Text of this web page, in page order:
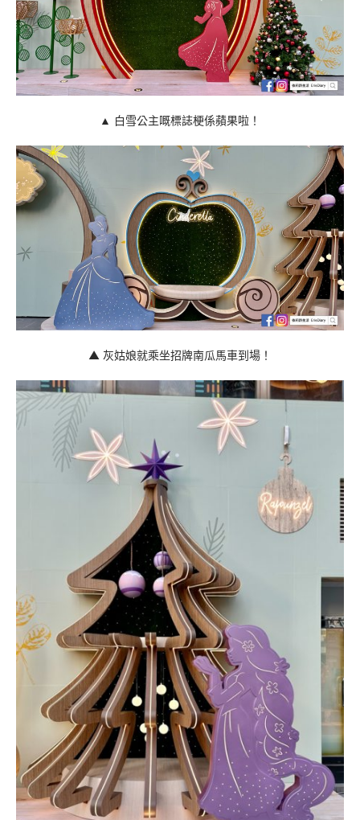
▲ 白雪公主嘅標誌梗係蘋果啦！
▲ 灰姑娘就乘坐招牌南瓜馬車到場！